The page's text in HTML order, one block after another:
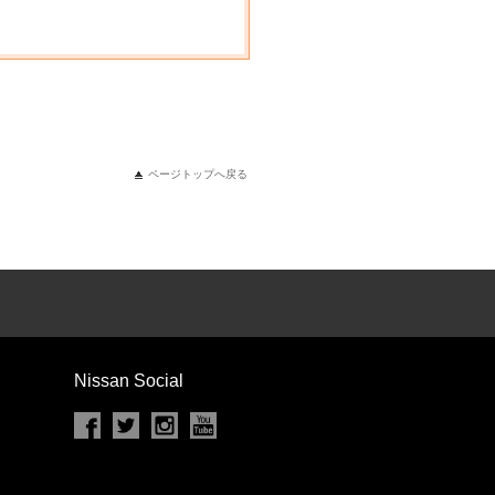
ページトップへ戻る
Nissan Social